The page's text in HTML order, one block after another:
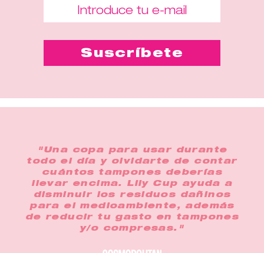
"Una copa para usar durante
todo el día y olvidarte de contar
cuántos tampones deberías
llevar encima. Lily Cup ayuda a
disminuir los residuos dañinos
para el medioambiente, además
de reducir tu gasto en tampones
y/o compresas."